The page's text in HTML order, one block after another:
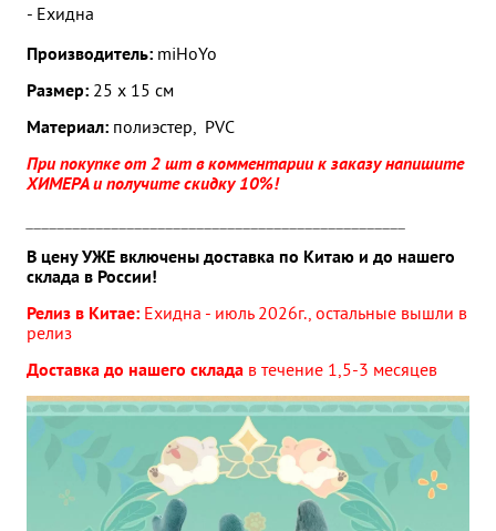
- Ехидна
Производитель: miHoYo
Размер: 25 x 15 см
Материал: полиэстер, PVC
При покупке от 2 шт в комментарии к заказу напишите
ХИМЕРА и получите скидку 10%!
В цену УЖЕ включены доставка по Китаю и до нашего
склада в России!
Релиз в Китае: Ехидна - июль 2026г., остальные вышли в
релиз
Доставка до нашего склада в течение 1,5-3 месяцев